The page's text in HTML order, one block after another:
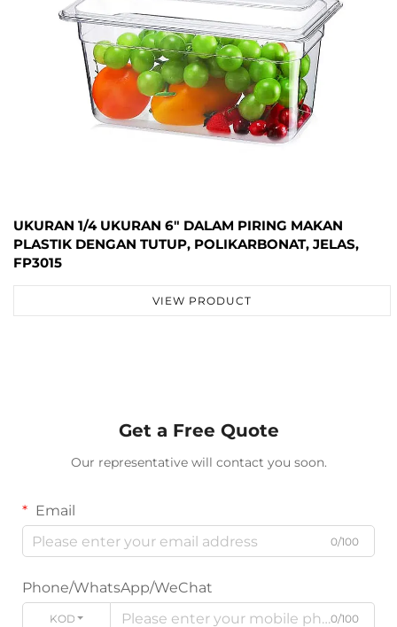
UKURAN 1/4 UKURAN 6" DALAM PIRING MAKAN
PLASTIK DENGAN TUTUP, POLIKARBONAT, JELAS,
FP3015
VIEW PRODUCT
Get a Free Quote
Our representative will contact you soon.
Email
0/100
Phone/WhatsApp/WeChat
KODE 0/100